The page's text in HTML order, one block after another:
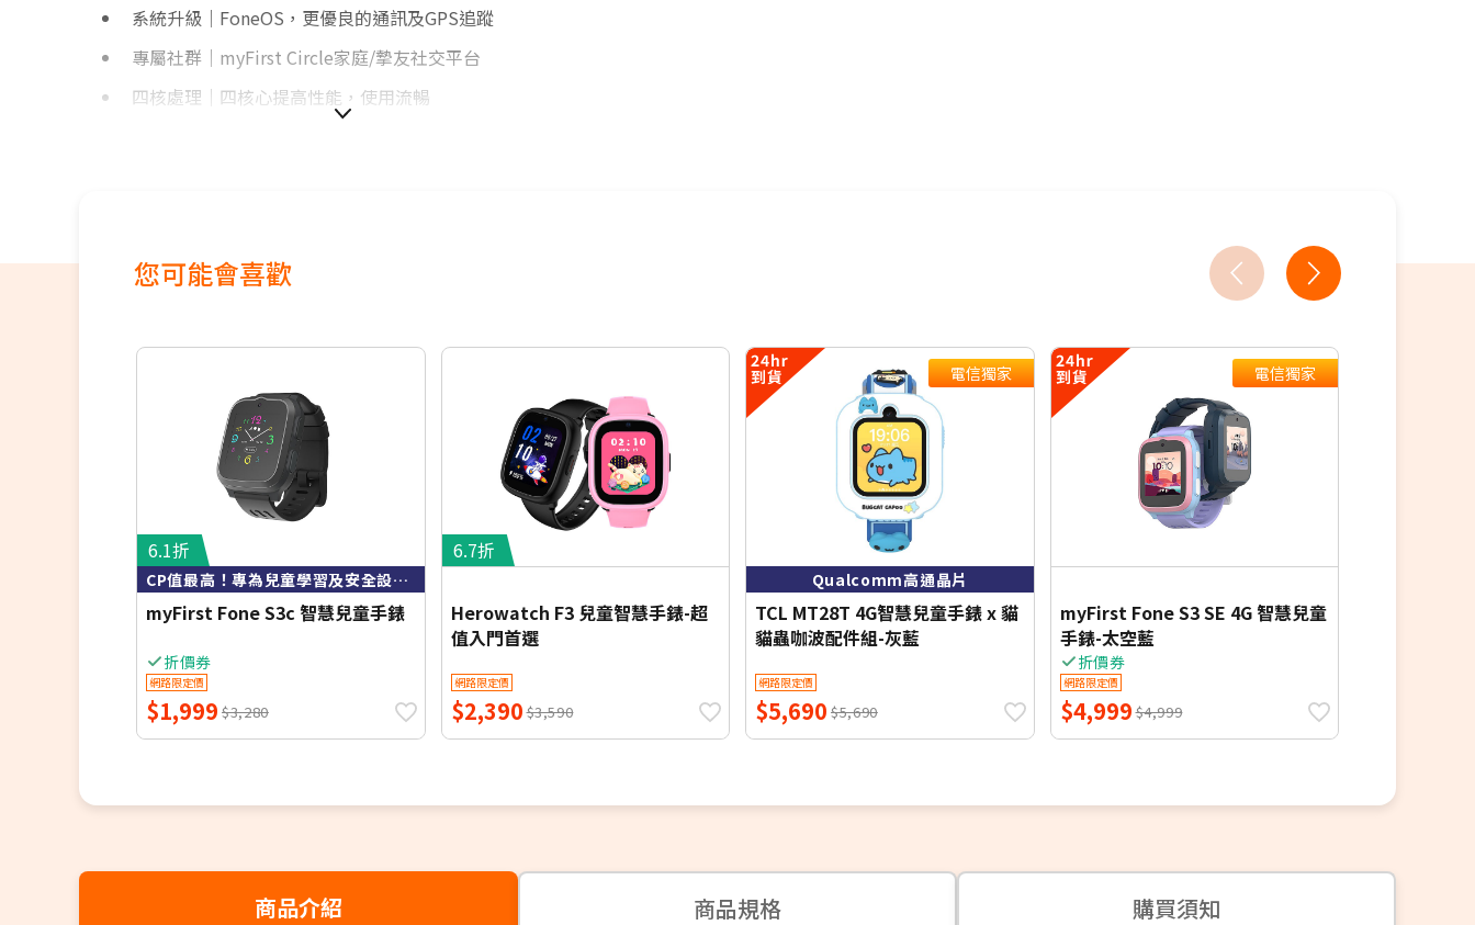
系統升級｜FoneOS，更優良的通訊及GPS追蹤
專屬社群｜myFirst Circle家庭/摯友社交平台
四核處理｜四核心提高性能，使用流暢
運動目標｜可設每日運動目標，達標可得獎勵徽章
頂級防水｜IP68防水係數，不必擔心水花潑濺
即時通話｜雙向語音和視訊通話隨時聯繫
精確定位｜即時掌握孩子所在位置及動向
安全區域｜讓孩子與您保持在200m內安全範圍
一鍵求救｜開啟SOS通知有30秒的周圍錄音
課堂模式｜可指定日期或時間靜音，專注學習
購買前請詳讀【商品退貨注意事項】(詳備註)
您可能會喜歡
6.1折
CP值最高！專為兒童學習及安全設計4G智慧手錶
myFirst Fone S3c 智慧兒童手錶
折價券
網路限定價
$1,999 $3,280
6.7折
Herowatch F3 兒童智慧手錶-超
值入門首選
網路限定價
$2,390$3,590
電信獨家
Qualcomm高通晶片
TCL MT28T 4G智慧兒童手錶 x 貓
貓蟲咖波配件組-灰藍
網路限定價
$5,690 $5,690
電信獨家
myFirst Fone S3 SE 4G 智慧兒童
手錶-太空藍
折價券
網路限定價
$4,999$4,999
商品介紹 商品規格 購買須知